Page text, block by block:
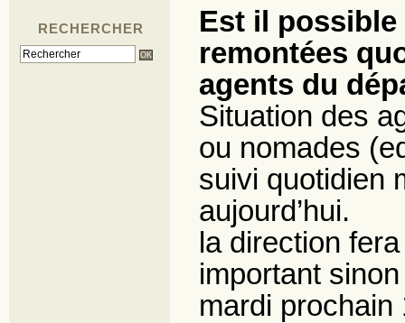
RECHERCHER
Est il possible
remontées
agents du
Situation des
ou nomades
suivi quotidien
aujourd’hui.
la direction
important
mardi prochain